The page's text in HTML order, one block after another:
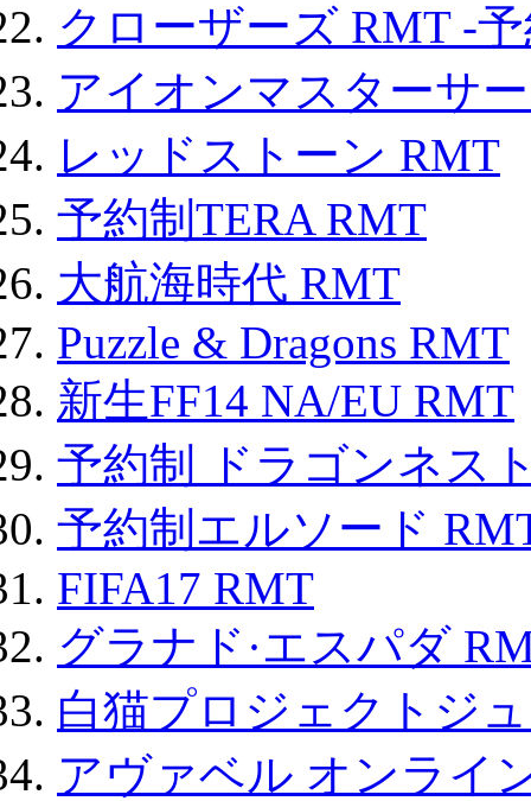
クローザーズ RMT -
アイオンマスターサ
レッドストーン RMT
予約制TERA RMT
大航海時代 RMT
Puzzle & Dragons RMT
新生FF14 NA/EU RMT
予約制 ドラゴンネス
予約制エルソード
FIFA17 RMT
グラナド·エスパダ
白猫プロジェクトジ
アヴァベル オンライ